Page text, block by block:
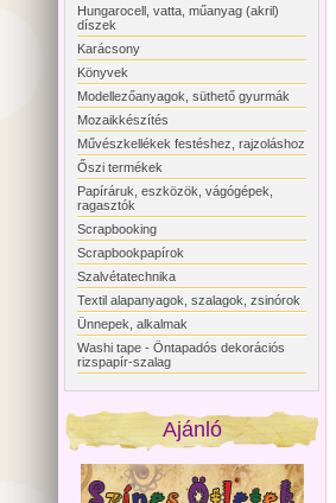
Hungarocell, vatta, műanyag (akril)
díszek
Karácsony
Könyvek
Modellezőanyagok, süthető gyurmák
Mozaikkészítés
Művészkellékek festéshez, rajzoláshoz
Őszi termékek
Papíráruk, eszközök, vágógépek,
ragasztók
Scrapbooking
Scrapbookpapírok
Szalvétatechnika
Textil alapanyagok, szalagok, zsinórok
Ünnepek, alkalmak
Washi tape - Öntapadós dekorációs
rizspapír-szalag
Ajánló